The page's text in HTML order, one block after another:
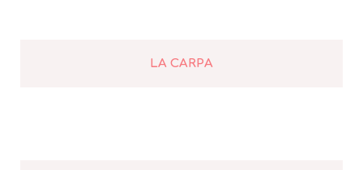
LA CARPA